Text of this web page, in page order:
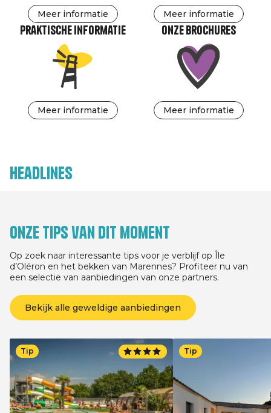
Meer informatie Meer informatie
Praktische informatie
Meer informatie
Onze brochures
Meer informatie
Headlines
Onze tips van dit moment
Op zoek naar interessante tips voor je verblijf op Île
d’Oléron en het bekken van Marennes? Profiteer nu van
een selectie van aanbiedingen van onze partners.
Bekijk alle geweldige aanbiedingen
Tip Tip